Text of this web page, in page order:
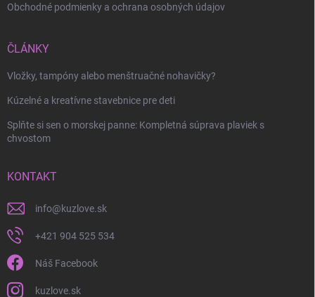
Obchodné podmienky a ochrana osobných údajov
ČLÁNKY
Vložky, tampóny alebo menštruačné nohavičky?
Kúzelné a kreatívne stavebnice pre deti
Splňte si sen o morskej panne: Kompletná súprava plaviek s
chvostom
KONTAKT
info@kuzlove.sk
+421 904 525 534
Náš Facebook
kuzlove.sk